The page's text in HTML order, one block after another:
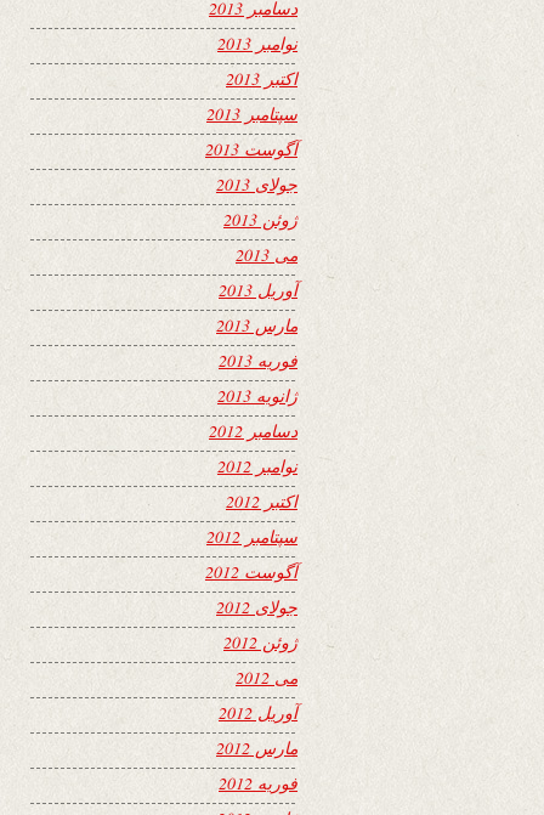
دسامبر 2013
نوامبر 2013
اکتبر 2013
سپتامبر 2013
آگوست 2013
جولای 2013
ژوئن 2013
می 2013
آوریل 2013
مارس 2013
فوریه 2013
ژانویه 2013
دسامبر 2012
نوامبر 2012
اکتبر 2012
سپتامبر 2012
آگوست 2012
جولای 2012
ژوئن 2012
می 2012
آوریل 2012
مارس 2012
فوریه 2012